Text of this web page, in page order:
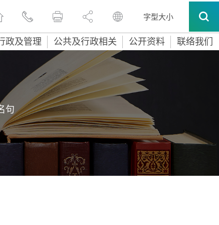
字型大小
政及管理 公共及行政相关 公开资料 联络我们
句